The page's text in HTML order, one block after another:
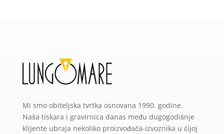
Mi smo obiteljska tvrtka osnovana 1990. godine.
Naša tiskara i gravirnica danas među dugogodišnje
klijente ubraja nekoliko proizvođača-izvoznika u čijoj